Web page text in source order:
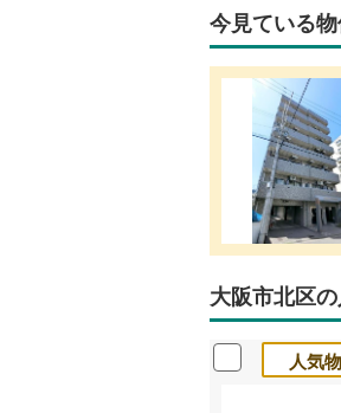
今見ている
大阪市北区
人気